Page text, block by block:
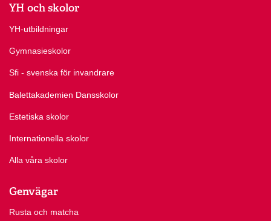
YH och skolor
YH-utbildningar
Gymnasieskolor
Sfi - svenska för invandrare
Balettakademien Dansskolor
Estetiska skolor
Internationella skolor
Alla våra skolor
Genvägar
Rusta och matcha